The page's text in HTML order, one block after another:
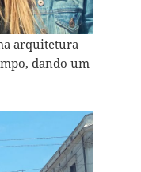
arquitetura
dando um